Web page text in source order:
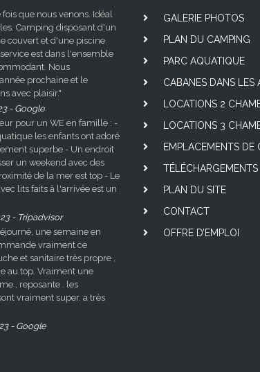
fois que nous venons. Idéal
Camping disposant d'un
couvert et d'une piscine
est dans l'ensemble
Nous
prochaine et le
avec plaisir."
- Google
pour un WE en famille : -
les enfants ont adoré
superbe - Un endroit
un weekend avec des
de la mer est top - Le
lits faits à l'arrivée est un
- Tripadvisor
une semaine en
vraiment ce
et sanitaire très propre ,
au top. Vraiment une
, reposante . les
vraiment super. a très
- Google
GALERIE PHOTOS
PLAN DU CAMPING
PARC AQUATIQUE
CABANES DANS LES
LOCATIONS 2
LOCATIONS 3
EMPLACEMENTS DE
TÉLÉCHARGEMENTS
PLAN DU SITE
CONTACT
OFFRE D’EMPLOI